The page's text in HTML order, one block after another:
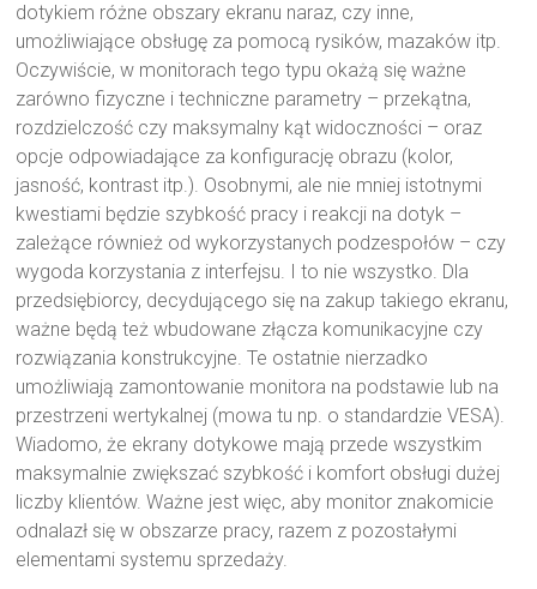
dotykiem różne obszary ekranu naraz, czy inne,
umożliwiające obsługę za pomocą rysików, mazaków itp.
Oczywiście, w monitorach tego typu okażą się ważne
zarówno fizyczne i techniczne parametry – przekątna,
rozdzielczość czy maksymalny kąt widoczności – oraz
opcje odpowiadające za konfigurację obrazu (kolor,
jasność, kontrast itp.). Osobnymi, ale nie mniej istotnymi
kwestiami będzie szybkość pracy i reakcji na dotyk –
zależące również od wykorzystanych podzespołów – czy
wygoda korzystania z interfejsu. I to nie wszystko. Dla
przedsiębiorcy, decydującego się na zakup takiego ekranu,
ważne będą też wbudowane złącza komunikacyjne czy
rozwiązania konstrukcyjne. Te ostatnie nierzadko
umożliwiają zamontowanie monitora na podstawie lub na
przestrzeni wertykalnej (mowa tu np. o standardzie VESA).
Wiadomo, że ekrany dotykowe mają przede wszystkim
maksymalnie zwiększać szybkość i komfort obsługi dużej
liczby klientów. Ważne jest więc, aby monitor znakomicie
odnalazł się w obszarze pracy, razem z pozostałymi
elementami systemu sprzedaży.